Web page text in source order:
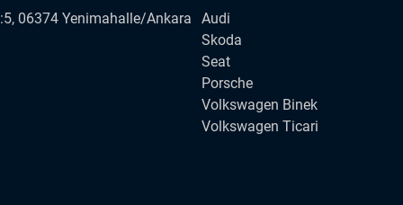
06374 Yenimahalle/Ankara
Audi
Skoda
Seat
Porsche
Volkswagen Binek
Volkswagen Ticari